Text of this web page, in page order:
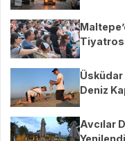
Üsküdar
Deniz
Avcılar